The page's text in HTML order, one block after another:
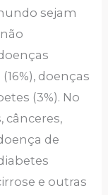
sejam
doenças
(3%). No
cânceres,
de
e outras